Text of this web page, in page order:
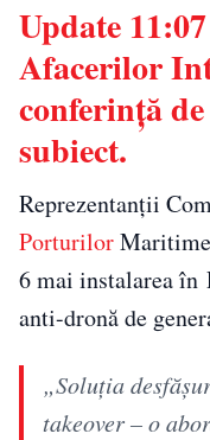
Update
Afacerilor
conferinţă
subiect.
Reprezentanţii
Porturilor
6 mai instalarea în
anti-dronă de
„Soluţia
takeover – o